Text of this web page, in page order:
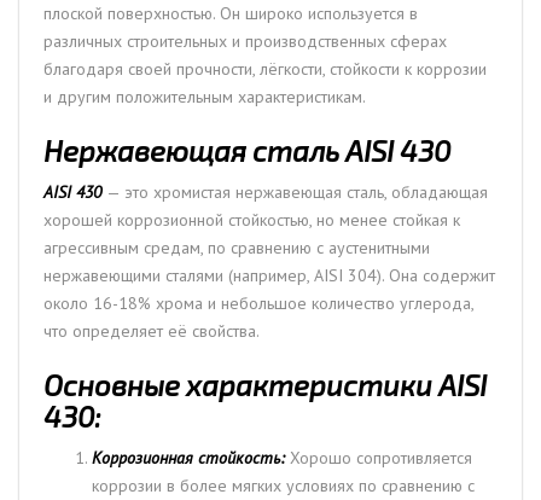
плоской поверхностью. Он широко используется в
различных строительных и производственных сферах
благодаря своей прочности, лёгкости, стойкости к коррозии
и другим положительным характеристикам.
Нержавеющая сталь AISI 430
AISI 430 — это хромистая нержавеющая сталь, обладающая
хорошей коррозионной стойкостью, но менее стойкая к
агрессивным средам, по сравнению с аустенитными
нержавеющими сталями (например, AISI 304). Она содержит
около 16-18% хрома и небольшое количество углерода,
что определяет её свойства.
Основные характеристики AISI
430:
Коррозионная стойкость: Хорошо сопротивляется
коррозии в более мягких условиях по сравнению с